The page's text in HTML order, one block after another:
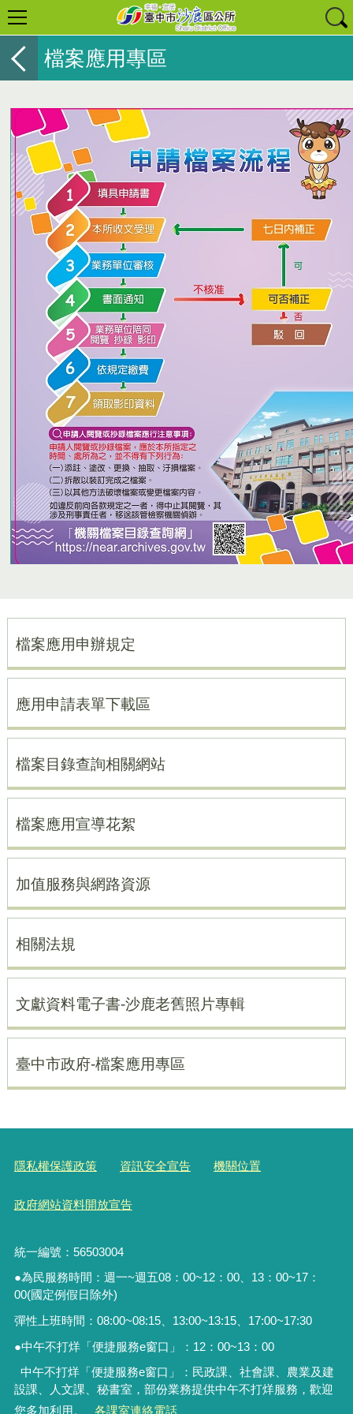
檔案應用專區
檔案應用申辦規定
應用申請表單下載區
檔案目錄查詢相關網站
檔案應用宣導花絮
加值服務與網路資源
相關法規
文獻資料電子書-沙鹿老舊照片專輯
臺中市政府-檔案應用專區
隱私權保護政策 資訊安全宣告 機關位置
政府網站資料開放宣告
統一編號：56503004
●為民服務時間：週一~週五08：00~12：00、13：00~17：
00(國定例假日除外)
彈性上班時間：08:00~08:15、13:00~13:15、17:00~17:30
●中午不打烊「便捷服務e窗口」： 12： 00~13： 00
中午不打烊「便捷服務e窗口」：民政課、社會課、農業及建
設課、人文課、秘書室， 部份業務提供中午不打烊服務 ，歡迎
您多加利用。
各課室連絡電話